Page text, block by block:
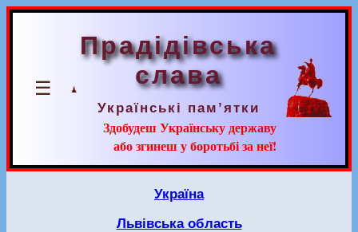
☰
Прадідівська
слава
Українські пам’ятки
Здобудеш Українську державу
або згинеш у боротьбі за неї!
Україна
Львівська область